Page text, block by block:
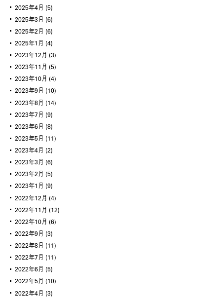
2025年4月 (5)
2025年3月 (6)
2025年2月 (6)
2025年1月 (4)
2023年12月 (3)
2023年11月 (5)
2023年10月 (4)
2023年9月 (10)
2023年8月 (14)
2023年7月 (9)
2023年6月 (8)
2023年5月 (11)
2023年4月 (2)
2023年3月 (6)
2023年2月 (5)
2023年1月 (9)
2022年12月 (4)
2022年11月 (12)
2022年10月 (6)
2022年9月 (3)
2022年8月 (11)
2022年7月 (11)
2022年6月 (5)
2022年5月 (10)
2022年4月 (3)